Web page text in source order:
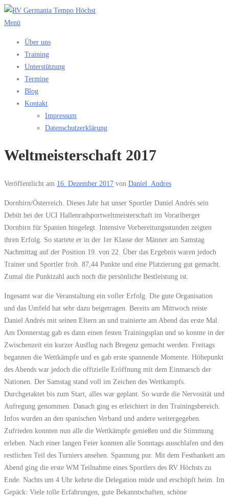
Zum
Inhalt
Menü
Über uns
Training
Unterstützung
Termine
Blog
Kontakt
Impressum
Datenschutzerklärung
Weltmeisterschaft 2017
Veröffentlicht am 16. Dezember 2017 von Daniel_Andres
Dornbirn/Österreich. Dieses Jahr hat unser Sportler Daniel Andrés sein
Debüt bei der UCI Hallenradsportweltmeisterschaft im Vorarlberger
Dornbirn für Spanien hingelegt. Intensive Vorbereitungsstunden zeigten
ihren Erfolg. So startete er in der 1er Klasse der Männer am Samstag
Nachmittag auf der Position 19. von 22. Über das Ergebnis waren jedoch
Trainer und Sportler froh. 87,44 Punkte und eine Platzierung gut gemacht.
Zumal die Punktzahl auch noch die persönliche Bestleistung ist.
Ingesamt war die Veranstaltung ein voller Erfolg. Die gute Organisation
und das Umfeld hat sehr dazu beigetragen. Bereits am Mittwoch reiste
Daniel Andrés mit seinen Eltern an und trainierte am Abend das erste Mal.
Am Donnerstag gab es dann einen festen Trainingsplan und so konnte in der
Zwischenzeit ein kurzer Ausflug nach Bregenz gemacht werden. Freitags
begannen die Wettkämpfe und es gab erste spannende Momente. Höhepunkt
des Abends war jedoch die offizielle Eröffnung mit dem Einmarsch der
Nationen. Der Samstag stand voll im Zeichen des Wettkampfs.
Durchgetaktet bis zum Start, alles war geplant. So wurde die Nervosität und
Aufregung genommen. Danach ging es erleichtert in den Trainingsbereich.
Infos wurden an den spanischen Verband und andere weitergegeben.
Zufrieden konnten nun alle die Wettkämpfe genießen und die Stimmung
erleben. Nach einer langen Feier konnten alle Sonntags ausschlafen und den
restlichen Teil des Turniers ansehen. Spannung pur. Mit dem Festbankett am
Abend ging die erste WM Teilnahme eines Sportlers des RV Höchsts zu
Ende. Nachts um 4 Uhr kehrte die Delegation müde und erschöpft heim. Im
Gepäck: Viele tolle Erfahrungen, gute Bekanntschaften, schöne